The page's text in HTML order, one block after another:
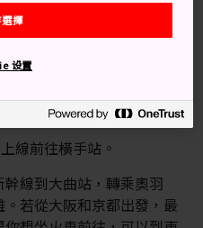
線前往橫手站。
線到大曲站，轉乘奧羽
若從大阪和京都出發，最
擇
设置